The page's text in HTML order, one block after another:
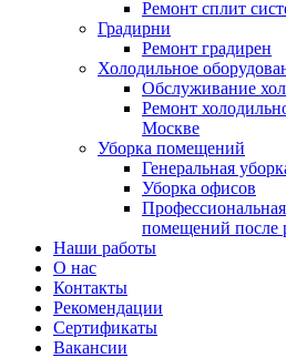
Ремонт сплит
Градирни
Ремонт градирен
Холодильное
Обслуживание
Ремонт
Москве
Уборка помещений
Генеральная
Уборка офисов
помещений после
Наши работы
О нас
Контакты
Рекомендации
Сертификаты
Вакансии